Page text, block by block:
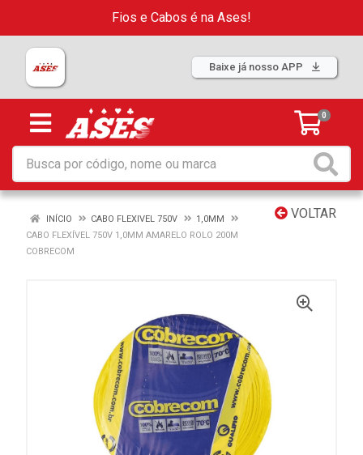
Fios e Cabos é na Ases!
Baixe já nosso APP
0
VOLTAR
INÍCIO CABO FLEXIVEL 750V
1,0MM
CABO FLEXÍVEL 750V 1,0MM AMARELO ROLO 200M
COBRECOM